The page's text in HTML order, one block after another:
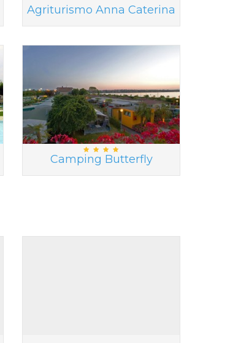
Agriturismo Anna Caterina
Camping Butterfly